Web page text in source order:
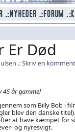
Er Død
Skriv en
45 år gammel
som Billy Bob i
blev den danske titel).
at have kæmpet for
og nyresvigt.